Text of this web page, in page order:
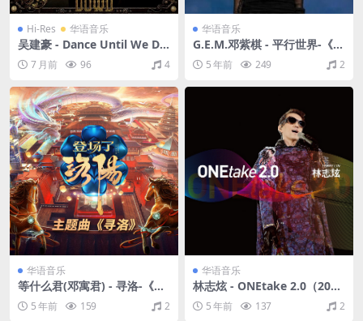
Hi-Res 华语音乐
吴建豪 - Dance Until We Die
（2025/FLAC/分轨/388M）
(24bit/48kHz)
7 月前 96 4
华语音乐
G.E.M.邓紫棋 - 平行世界-《刺
杀小说家》电影主题曲（Flac/
24.1M）
5 年前 249 2
华语音乐
等什么君(邓寓君) - 寻洛-《登
场了！洛阳》主题曲（Flac/2
8.5M）
5 年前 159 2
华语音乐
林志炫 - ONEtake 2.0（202
0/FLAC/分轨/340M）
5 年前 137 2